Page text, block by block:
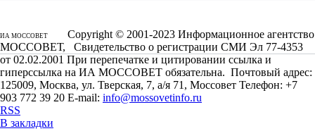
ИА МОССОВЕТ
Copyright © 2001-2023 Информационное агентство
МОССОВЕТ, Свидетельство о регистрации СМИ Эл 77-4353
от 02.02.2001 При перепечатке и цитировании ссылка и
гиперссылка на ИА МОССОВЕТ обязательна. Почтовый адрес:
125009, Москва, ул. Тверская, 7, а/я 71, Моссовет Телефон: +7
903 772 39 20 E-mail: info@mossovetinfo.ru
RSS
В закладки